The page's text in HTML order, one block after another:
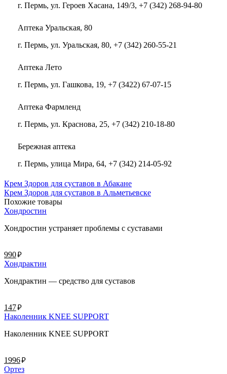
г. Пермь, ул. Героев Хасана, 149/3, +7 (342) 268-94-80
Аптека Уральская, 80
г. Пермь, ул. Уральская, 80, +7 (342) 260-55-21
Аптека Лето
г. Пермь, ул. Гашкова, 19, +7 (3422) 67-07-15
Аптека Фармленд
г. Пермь, ул. Краснова, 25, +7 (342) 210-18-80
Бережная аптека
г. Пермь, улица Мира, 64, +7 (342) 214-05-92
Крем Здоров для суставов в Абакане
Крем Здоров для суставов в Альметьевске
Похожие товары
Хондростин
Хондростин устраняет проблемы с суставами
990руб.
Хондрактин
Хондрактин — средство для суставов
147руб.
Наколенник KNEE SUPPORT
Наколенник KNEE SUPPORT
1996руб.
Ортез